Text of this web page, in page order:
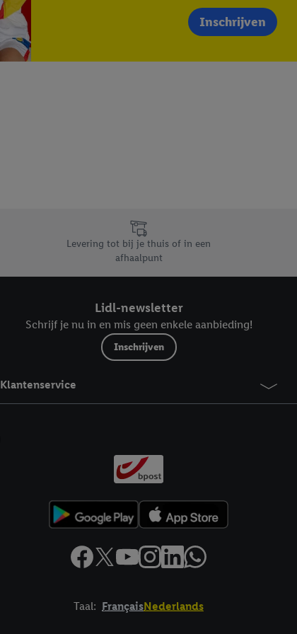
Inschrijven
Levering tot bij je thuis of in een
afhaalpunt
Lidl-newsletter
Schrijf je nu in en mis geen enkele aanbieding!
Inschrijven
Klantenservice
Taal: FrançaisNederlands